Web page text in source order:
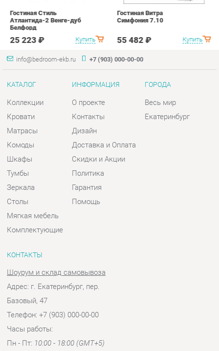
КАТАЛОГ
Коллекции
Кровати
Матрасы
Комоды
Зеркала
Столы
Мягкая мебель
Комплектующие
ИНФОРМАЦИЯ
О проекте
Контакты
Дизайн
Доставка и Оплата
Помощь
ГОРОДА
Весь мир
Екатеринбург
КОНТАКТЫ
Шоурум и склад самовывоза
Адрес: г. Екатеринбург, пер.
Базовый, 47
Часы работы:
Пн - Пт:10:00 - 18:00 (GMT+5)
Отправить сообщение
© 2009-2026 Спальни-Екатеринбург